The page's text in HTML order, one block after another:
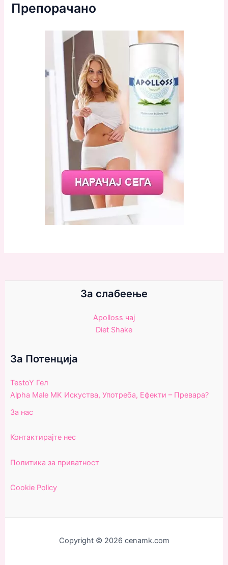
Препорачано
За слабеење
Apolloss чаj
Diet Shake
За Потенциjа
TestoY Гел
Alpha Male MK Искуства, Употреба, Ефекти – Превара?
За нас
Контактирајте неc
Политика за приватност
Cookie Policy
Copyright © 2026 cenamk.com